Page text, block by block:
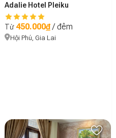
Adalie Hotel Pleiku
Từ 450.000₫/ đêm
Hội Phú, Gia Lai